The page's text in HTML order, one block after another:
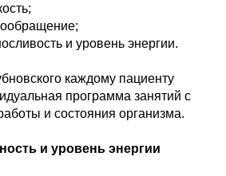
и уровень энергии.
каждому пациенту
программа занятий с
и состояния организма.
и уровень энергии